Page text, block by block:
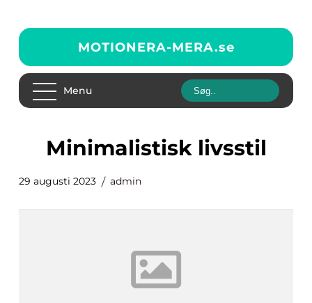
MOTIONERA-MERA.se
Menu
minimalistisk livsstil
29 augusti 2023 admin